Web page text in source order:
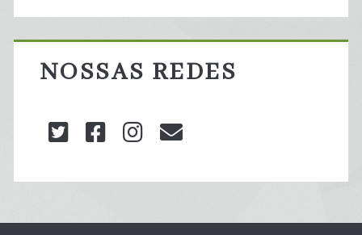
NOSSAS REDES
twitterfacebookinstagram